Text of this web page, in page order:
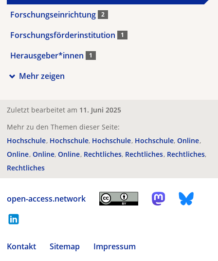
Forschungseinrichtung 2
Forschungsförderinstitution 1
Herausgeber*innen 1
Mehr zeigen
Zuletzt bearbeitet am 11. Juni 2025
Mehr zu den Themen dieser Seite:
Hochschule Hochschule Hochschule Hochschule Online
Online Online Online Rechtliches Rechtliches Rechtliches
Rechtliches
open-access.network
Kontakt Sitemap
Impressum